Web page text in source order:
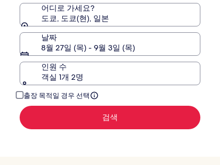
대
한
자
세
정
보
인
요.
어디로 가세요?
도쿄, 도쿄(현), 일본
날짜
8월 27일 (목) - 9월 3일 (목)
인원 수
객실 1개 2명
출장 목적일 경우 선택
검색